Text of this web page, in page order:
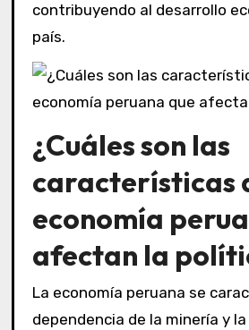
contribuyendo al desarrollo
país.
¿Cuáles son las
características
economía
afectan la
La economía peruana se
dependencia de la minería y